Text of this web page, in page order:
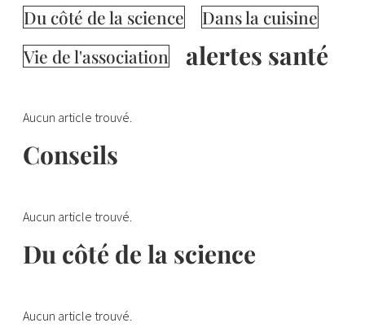
Du côté de la science
Dans la cuisine
Vie de l'association
alertes santé
Aucun article trouvé.
Conseils
Aucun article trouvé.
Du côté de la science
Aucun article trouvé.